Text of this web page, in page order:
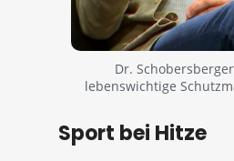
Dr.
lebenswichtige
Sport bei Hitze